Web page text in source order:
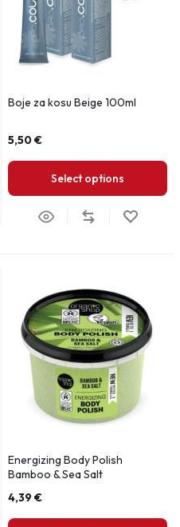
Boje za kosu Beige 100ml
5,50€
Select options
Energizing Body Polish
Bamboo & Sea Salt
4,39€